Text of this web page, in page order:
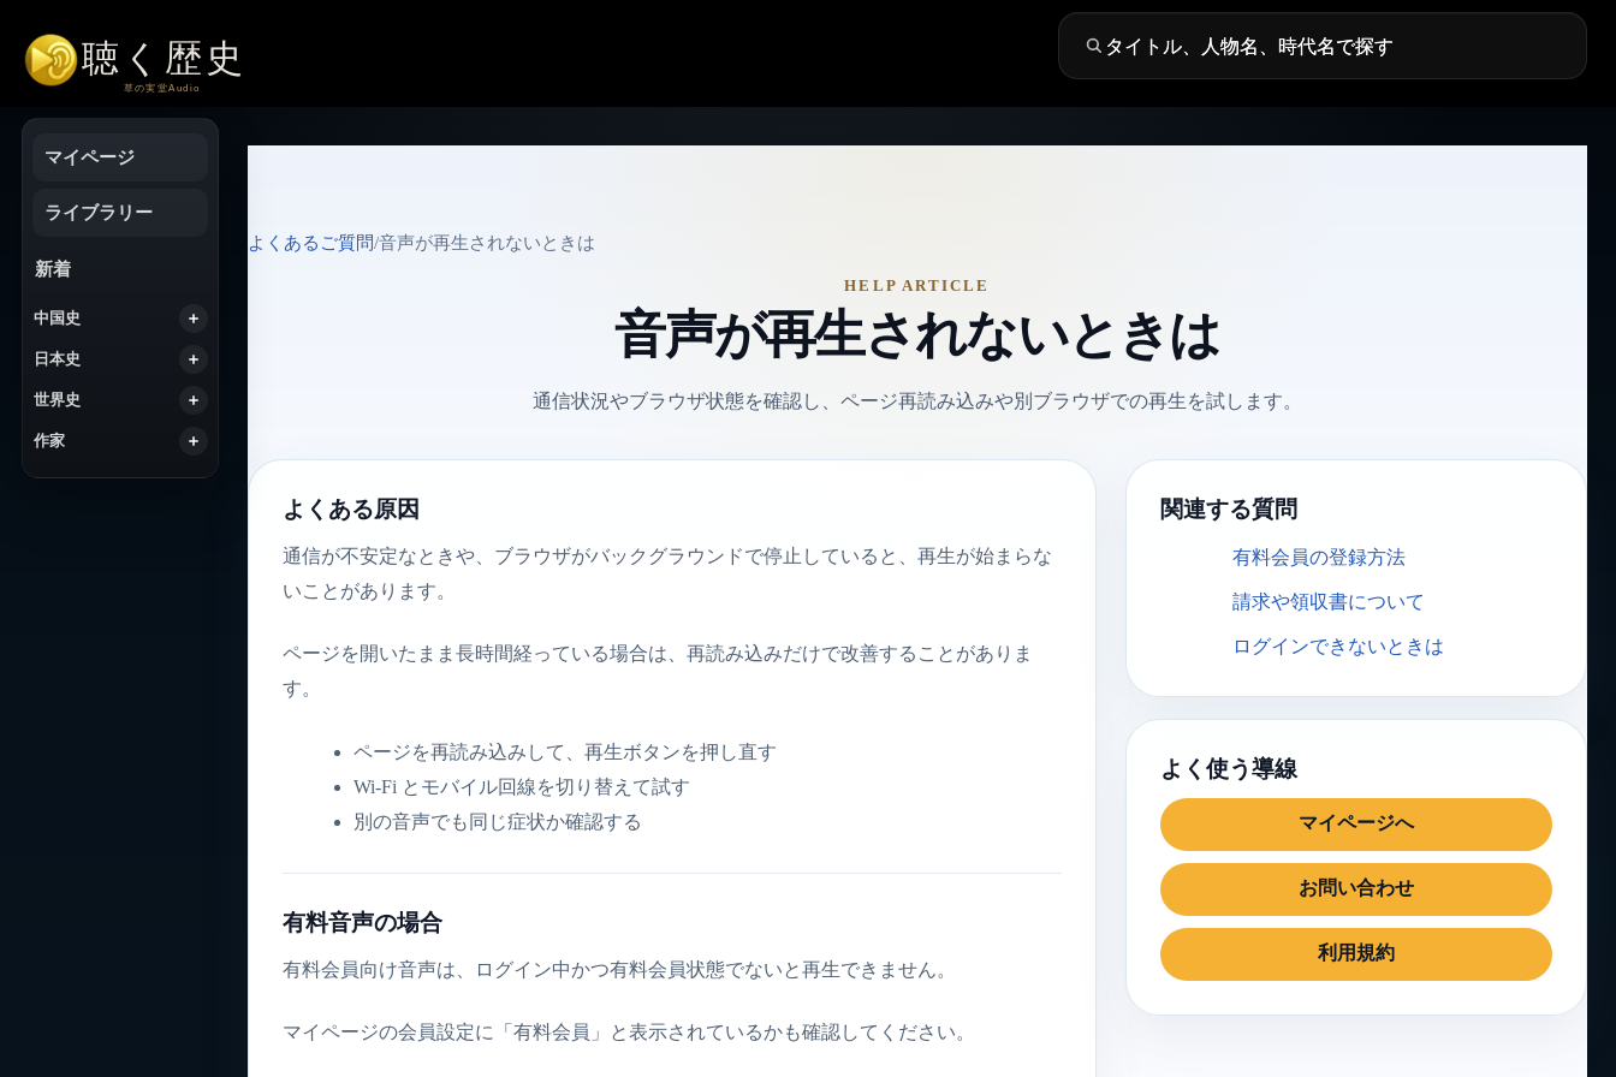
探
マイページ
ライブラリー
新着
中国史
日本史
世界史
作家
よくあるご質問/音声が再生されないときは
HELP ARTICLE
音声が再生されないときは
通信状況やブラウザ状態を確認し、ページ再読み込みや別ブラウザでの再生を試します。
よくある原因
通信が不安定なときや、ブラウザがバックグラウンドで停止していると、再生が始まらな
いことがあります。
ページを開いたまま長時間経っている場合は、再読み込みだけで改善することがありま
す。
ページを再読み込みして、再生ボタンを押し直す
Wi-Fi とモバイル回線を切り替えて試す
別の音声でも同じ症状か確認する
有料音声の場合
有料会員向け音声は、ログイン中かつ有料会員状態でないと再生できません。
マイページの会員設定に「有料会員」と表示されているかも確認してください。
関連する質問
有料会員の登録方法
請求や領収書について
ログインできないときは
よく使う導線
マイページへ
お問い合わせ
利用規約